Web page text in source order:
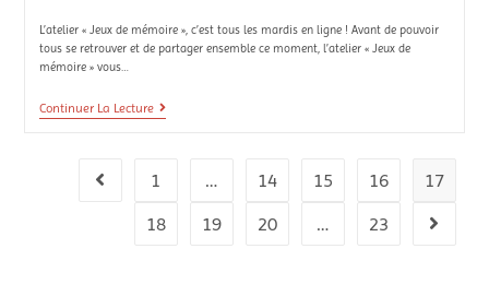
L’atelier « Jeux de mémoire », c’est tous les mardis en ligne ! Avant de pouvoir
tous se retrouver et de partager ensemble ce moment, l’atelier « Jeux de
mémoire » vous…
Continuer La Lecture
1 … 14 15 16
17
18
19 20 … 23